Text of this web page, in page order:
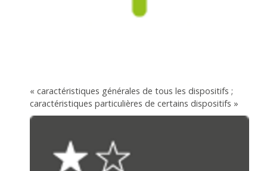
« caractéristiques générales de tous les dispositifs ;
caractéristiques particulières de certains dispositifs »